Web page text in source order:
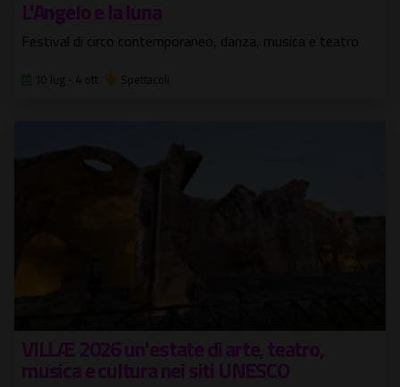
L'Angelo e la luna
Festival di circo contemporaneo, danza, musica e teatro
10 lug - 4 ott Spettacoli
VILLÆ 2026 un'estate di arte, teatro,
musica e cultura nei siti UNESCO